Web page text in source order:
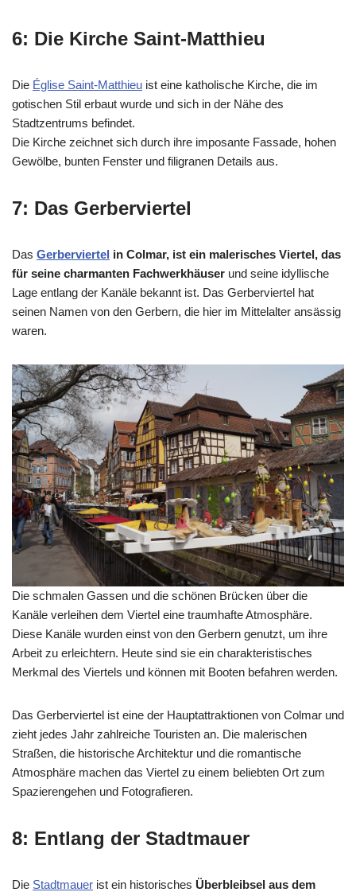
6: Die Kirche Saint-Matthieu
Die Église Saint-Matthieu ist eine katholische Kirche, die im
gotischen Stil erbaut wurde und sich in der Nähe des
Stadtzentrums befindet.
Die Kirche zeichnet sich durch ihre imposante Fassade, hohen
Gewölbe, bunten Fenster und filigranen Details aus.
7: Das Gerberviertel
Das Gerberviertel in Colmar, ist ein malerisches Viertel, das
für seine charmanten Fachwerkhäuser und seine idyllische
Lage entlang der Kanäle bekannt ist. Das Gerberviertel hat
seinen Namen von den Gerbern, die hier im Mittelalter ansässig
waren.
Die schmalen Gassen und die schönen Brücken über die
Kanäle verleihen dem Viertel eine traumhafte Atmosphäre.
Diese Kanäle wurden einst von den Gerbern genutzt, um ihre
Arbeit zu erleichtern. Heute sind sie ein charakteristisches
Merkmal des Viertels und können mit Booten befahren werden.
Das Gerberviertel ist eine der Hauptattraktionen von Colmar und
zieht jedes Jahr zahlreiche Touristen an. Die malerischen
Straßen, die historische Architektur und die romantische
Atmosphäre machen das Viertel zu einem beliebten Ort zum
Spazierengehen und Fotografieren.
8: Entlang der Stadtmauer
Die Stadtmauer ist ein historisches Überbleibsel aus dem